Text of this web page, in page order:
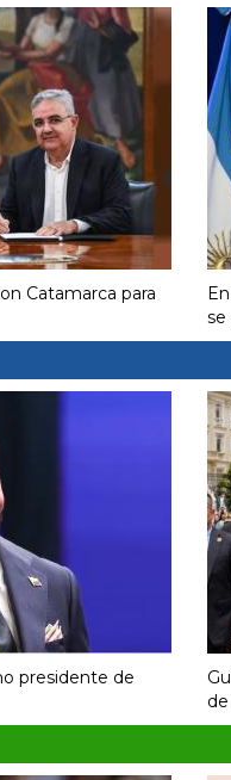
Catamarca para
se
presidente de